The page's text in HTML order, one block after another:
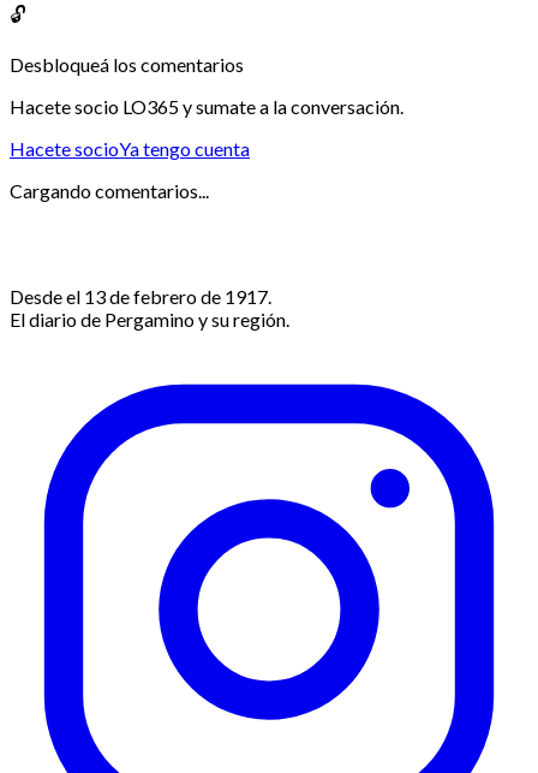
🔓
Desbloqueá los comentarios
Hacete socio LO365 y sumate a la conversación.
Hacete socioYa tengo cuenta
Cargando comentarios...
Desde el 13 de febrero de 1917.
El diario de Pergamino y su región.